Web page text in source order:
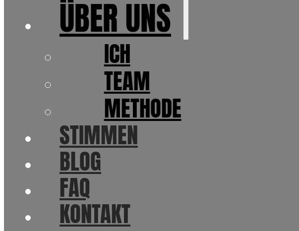
ÜBER UNS
ICH
TEAM
METHODE
STIMMEN
BLOG
FAQ
KONTAKT